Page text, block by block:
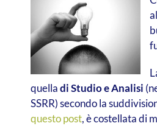
quelladi Studio e Analisi
SSRR) secondo la
questo post, è costellata di